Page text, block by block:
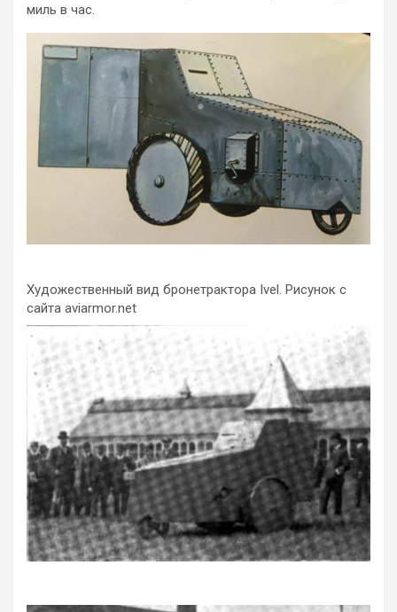
миль в час.
Художественный вид бронетрактора Ivel. Рисунок с
сайта aviarmor.net